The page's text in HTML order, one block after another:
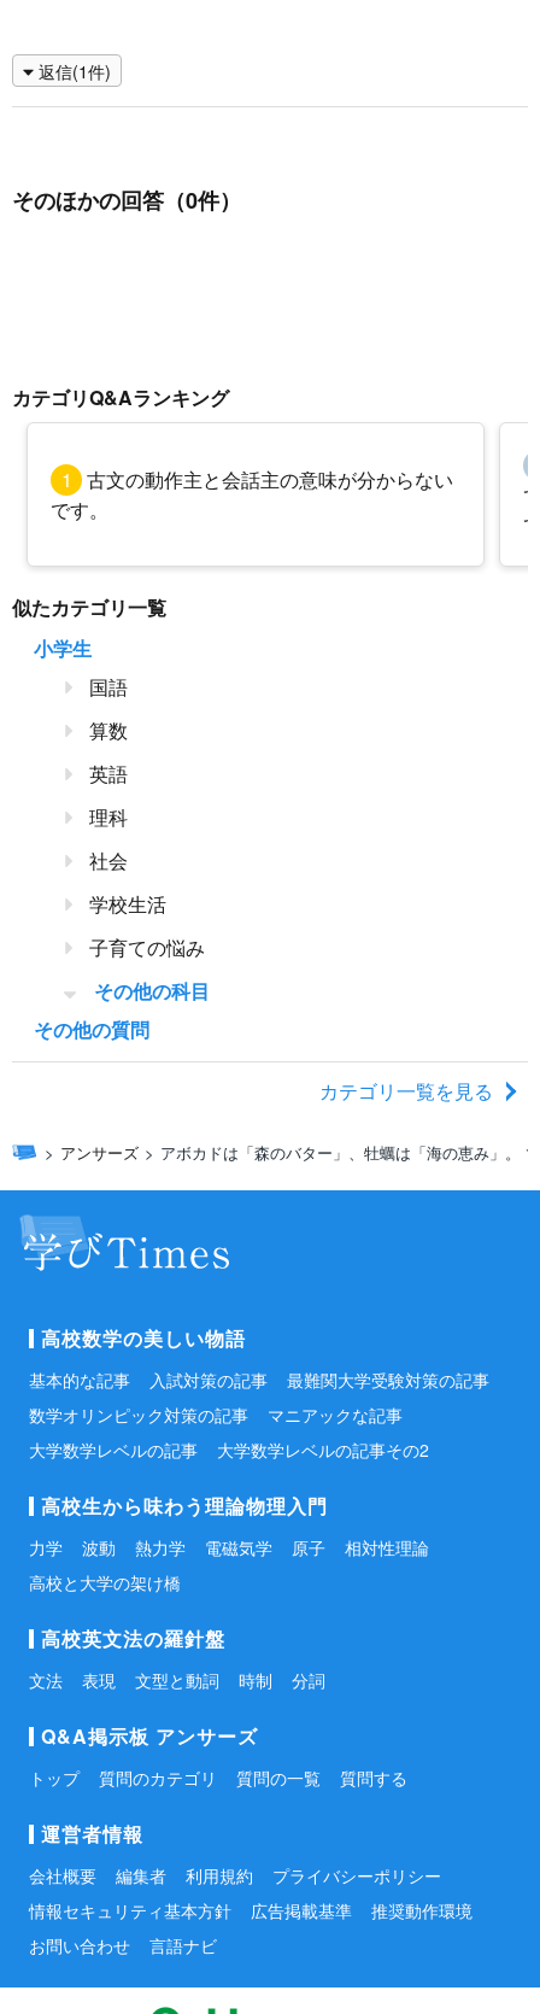
返信(1件)
そのほかの回答（0件）
カテゴリQ&Aランキング
1
古文の動作主と会話主の意味が分からない
です。
似たカテゴリ一覧
小学生
国語
算数
英語
理科
社会
学校生活
子育ての悩み
その他の科目
その他の質問
カテゴリ一覧を見る
アンサーズ アボカドは「森のバター」、牡蠣は「海の恵み」。
高校数学の美しい物語
基本的な記事 入試対策の記事
最難関大学受験対策の記事
数学オリンピック対策の記事
マニアックな記事
大学数学レベルの記事
大学数学レベルの記事その2
高校生から味わう理論物理入門
力学 波動 熱力学 電磁気学 原子
相対性理論
高校と大学の架け橋
高校英文法の羅針盤
文法 表現 文型と動詞 時制 分詞
Q&A掲示板 アンサーズ
トップ 質問のカテゴリ 質問の一覧 質問する
運営者情報
会社概要 編集者 利用規約
プライバシーポリシー
情報セキュリティ基本方針
広告掲載基準
推奨動作環境
お問い合わせ
言語ナビ